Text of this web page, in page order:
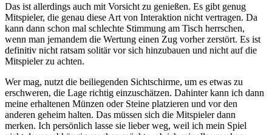
Das ist allerdings auch mit Vorsicht zu genießen. Es gibt genug
Mitspieler, die genau diese Art von Interaktion nicht vertragen. Da
kann dann schon mal schlechte Stimmung am Tisch herrschen,
wenn man jemandem die Wertung einen Zug vorher zerstört. Es ist
definitiv nicht ratsam solitär vor sich hinzubauen und nicht auf die
Mitspieler zu achten.
Wer mag, nutzt die beiliegenden Sichtschirme, um es etwas zu
erschweren, die Lage richtig einzuschätzen. Dahinter kann ich dann
meine erhaltenen Münzen oder Steine platzieren und vor den
anderen geheim halten. Das müssen sich die Mitspieler dann
merken. Ich persönlich lasse sie lieber weg, weil ich mein Spiel